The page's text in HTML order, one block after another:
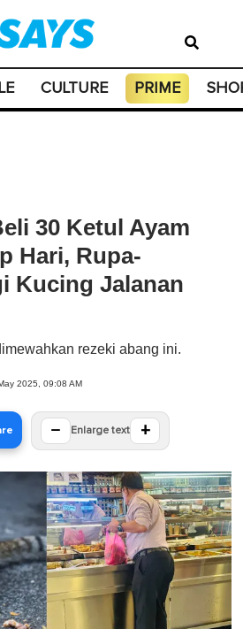
CULTURE PRIME
30 Ketul Ayam
Hari, Rupa-
Kucing Jalanan
rezeki abang ini.
2025, 09:08 AM
− Enlarge text +